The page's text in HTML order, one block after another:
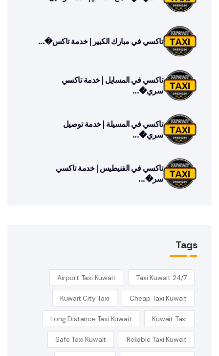
تاكسي في مبارك الكبير | خدمة تاكس�...
تاكسي في المسايل | خدمة تاكسي
سري�...
تاكسي في المسيلة | خدمة توصيل
سري�...
تاكسي في الفنيطيس | خدمة تاكسي
سر�...
Tags
24/7 Taxi Kuwait
Airport Taxi Kuwait
Cheap Taxi Kuwait
Kuwait City Taxi
Kuwait Taxi
Long Distance Taxi Kuwait
Reliable Taxi Kuwait
Safe Taxi Kuwait